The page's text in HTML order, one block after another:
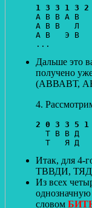
1 3 3 1 3 2
А В В А В
А В В   Л
А В   Э В
Дальше это
получено
(АВВАВТ,
4.
2 0 3 3 5 1
Т В В Д
Итак, для 4-
ТВВДИ,
Из всех
словом